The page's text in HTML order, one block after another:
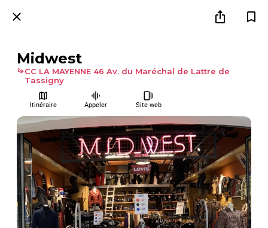
Midwest
CC LA MAYENNE 46 Av. du Maréchal de Lattre de
Tassigny
Itinéraire Appeler Site web